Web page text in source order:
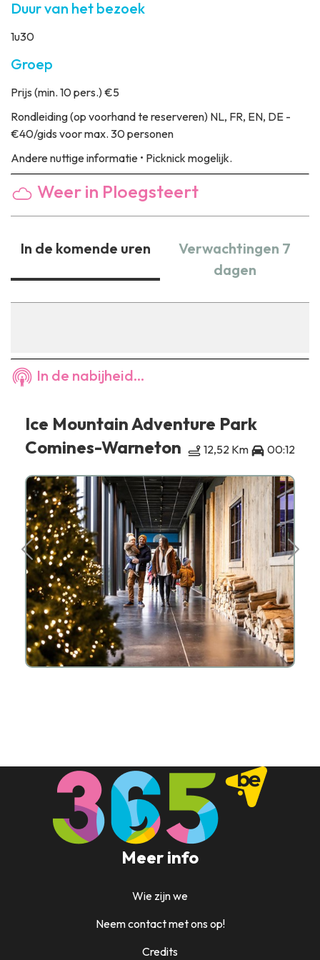
Duur van het bezoek
1u30
Groep
Prijs (min. 10 pers.) €5
Rondleiding(op voorhand te reserveren) NL, FR, EN, DE -
€40/gids voor max. 30 personen
Andere nuttige informatie • Picknick mogelijk.
Weer in Ploegsteert
In de komende uren
Verwachtingen 7
dagen
In de nabijheid...
Ice Mountain Adventure Park
Comines-Warneton
12,52 Km 00:12
Meer info
Wie zijn we
Neem contact met ons op!
Credits